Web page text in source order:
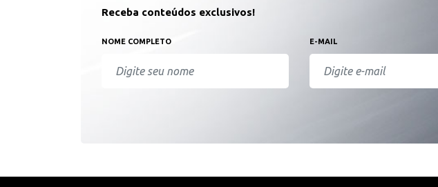
Receba conteúdos exclusivos!
NOME COMPLETO E-MAIL